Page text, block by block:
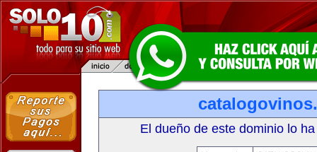
El dueño de este dominio lo